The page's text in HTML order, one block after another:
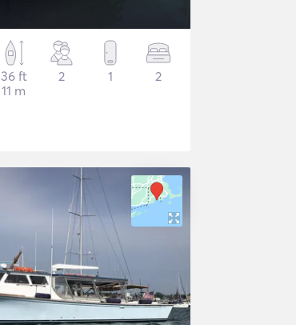
36 ft
11 m
2 1 2